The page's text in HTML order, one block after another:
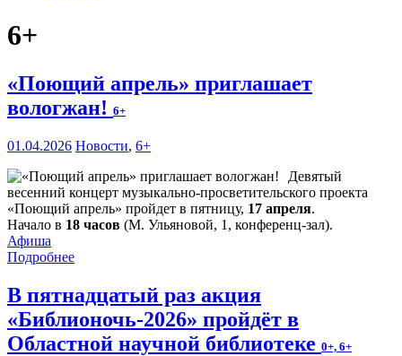
6+
«Поющий апрель» приглашает
вологжан! 6+
01.04.2026 Новости, 6+
Девятый
весенний концерт музыкально-просветительского проекта
«Поющий апрель» пройдет в пятницу, 17 апреля.
Начало в 18 часов (М. Ульяновой, 1, конференц-зал).
Афиша
Подробнее
В пятнадцатый раз акция
«Библионочь-2026» пройдёт в
Областной научной библиотеке 0+, 6+